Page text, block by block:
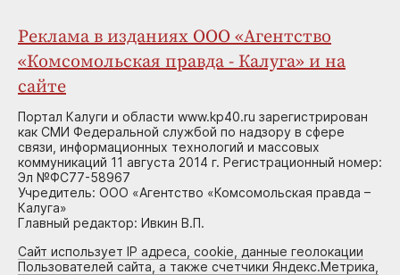
Реклама в изданиях ООО «Агентство
«Комсомольская правда - Калуга» и на
сайте
Портал Калуги и области www.kp40.ru зарегистрирован
как СМИ Федеральной службой по надзору в сфере
связи, информационных технологий и массовых
коммуникаций 11 августа 2014 г. Регистрационный номер:
Эл №ФС77-58967
Учредитель: ООО «Агентство «Комсомольская правда –
Калуга»
Главный редактор: Ивкин В.П.
Сайт использует IP адреса, cookie, данные геолокации
Пользователей сайта, а также счетчики Яндекс.Метрика,